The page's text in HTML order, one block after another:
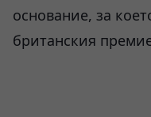
основание, за
британския